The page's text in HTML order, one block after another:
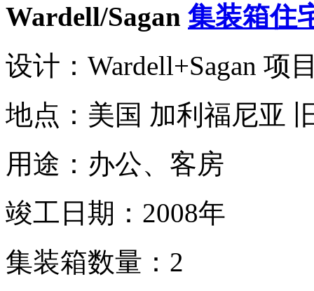
Wardell/Sagan 集装箱住
设计：Wardell+Sagan 项
地点：美国 加利福尼亚
用途：办公、客房
竣工日期：2008年
集装箱数量：2